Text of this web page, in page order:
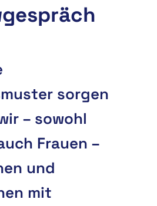
sorgen
– sowohl
Frauen –
und
mit